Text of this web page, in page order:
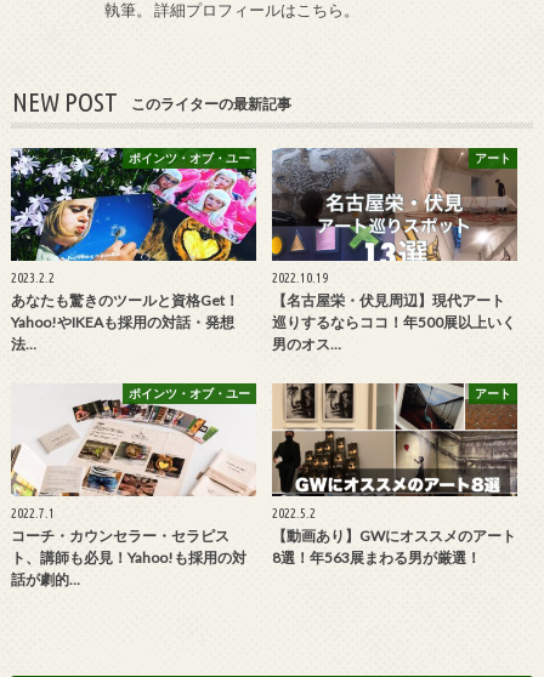
執筆。詳細プロフィールはこちら 。
NEW POST このライターの最新記事
ポインツ・オブ・ユー
2023.2.2
あなたも驚きのツールと資格Get！
Yahoo!やIKEAも採用の対話・発想
法…
アート
2022.10.19
【名古屋栄・伏見周辺】現代アート
巡りするならココ！年500展以上いく
男のオス…
ポインツ・オブ・ユー
2022.7.1
コーチ・カウンセラー・セラピス
ト、講師も必見！Yahoo!も採用の対
話が劇的…
アート
2022.5.2
【動画あり】GWにオススメのアート
8選！年563展まわる男が厳選！